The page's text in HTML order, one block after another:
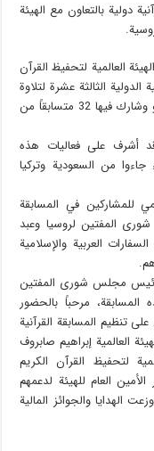
دولية بالتعاون مع الهيئة
العالمية لتحفيظ القرآن
الدولية الثالثة عشرة لتلاوة
وحفظ القرآن الكريم، بفندق كوزموس في موسكو وشارك فيها 32 متسابقاً من
أشرف على فعاليات هذه
من السعودية وتركيا
للمشاركين في المسابقة
المفتين لروسيا وعبد
العربية والإسلامية
رئيس مجلس شورى المفتين
مرحباً بالحضور
تنظيم المسابقة القرآنية
العالمية إبراهيم صابروف
لتحفيظ القرآن الكريم
العام للهيئة لدعمهم
الهدايا والجوائز المالية